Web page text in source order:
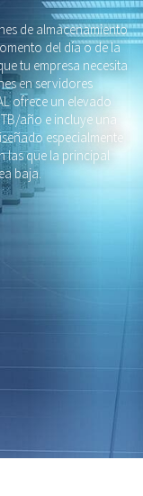
de almacenamiento
del día o de la
tu empresa necesita
en servidores
ofrece un elevado
año e incluye una
especialmente
las que la principal
baja.